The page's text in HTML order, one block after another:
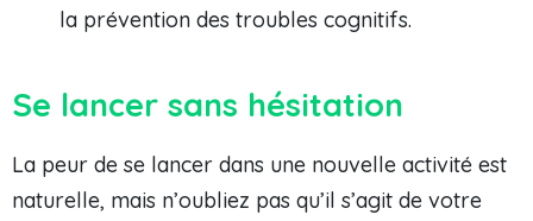
la prévention des troubles cognitifs.
Se lancer sans hésitation
La peur de se lancer dans une nouvelle activité est
naturelle, mais n’oubliez pas qu’il s’agit de votre